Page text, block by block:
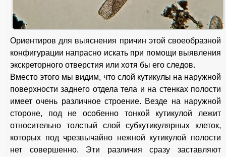
Ориентиров для выяснения причин этой своеобразной
конфигурации напрасно искать при помощи выявления
экскреторного отверстия или хотя бы его следов.
Вместо этого мы видим, что слой кутикулы на наружной
поверхности заднего отдела тела и на стенках полости
имеет очень различное строение. Везде на наружной
стороне, под не особенно тонкой кутикулой лежит
относительно толстый слой субкутикулярных клеток,
которых под чрезвычайно нежной кутикулой полости
нет совершенно. Эти различия сразу заставляют